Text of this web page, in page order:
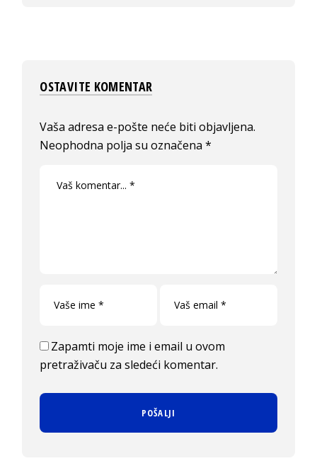
OSTAVITE KOMENTAR
Vaša adresa e-pošte neće biti objavljena.
Neophodna polja su označena*
Zapamti moje ime i email u ovom
pretraživaču za sledeći komentar.